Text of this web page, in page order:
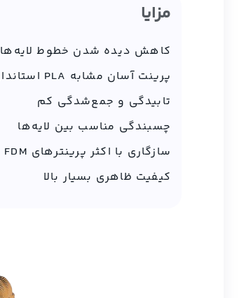
مزایا
کاهش دیده شدن خطوط لایه‌ها
پرینت آسان مشابه PLA استاندارد
تابیدگی و جمع‌شدگی کم
چسبندگی مناسب بین لایه‌ها
سازگاری با اکثر پرینترهای FDM
کیفیت ظاهری بسیار بالا